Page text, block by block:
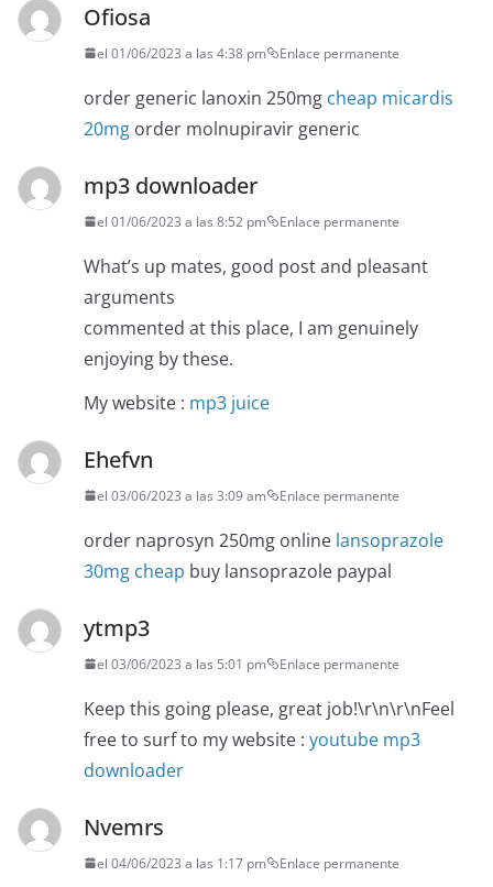
Ofiosa
el 01/06/2023 a las 4:38 pm Enlace permanente
order generic lanoxin 250mg cheap micardis
20mg order molnupiravir generic
mp3 downloader
el 01/06/2023 a las 8:52 pm Enlace permanente
What’s up mates, good post and pleasant
arguments
commented at this place, I am genuinely
enjoying by these.
My website : mp3 juice
Ehefvn
el 03/06/2023 a las 3:09 am Enlace permanente
order naprosyn 250mg online lansoprazole
30mg cheap buy lansoprazole paypal
ytmp3
el 03/06/2023 a las 5:01 pm Enlace permanente
Keep this going please, great job!\r\n\r\nFeel
free to surf to my website : youtube mp3
downloader
Nvemrs
el 04/06/2023 a las 1:17 pm Enlace permanente